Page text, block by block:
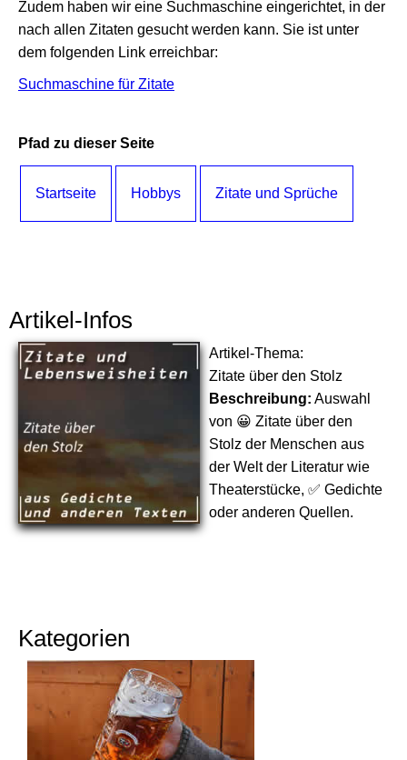
Zudem haben wir eine Suchmaschine eingerichtet, in der
nach allen Zitaten gesucht werden kann. Sie ist unter
dem folgenden Link erreichbar:
Suchmaschine für Zitate
Pfad zu dieser Seite
Startseite Hobbys Zitate und Sprüche
Artikel-Infos
Artikel-Thema:
Zitate über den Stolz
Beschreibung: Auswahl
von 😀 Zitate über den
Stolz der Menschen aus
der Welt der Literatur wie
Theaterstücke, ✅ Gedichte
oder anderen Quellen.
Kategorien